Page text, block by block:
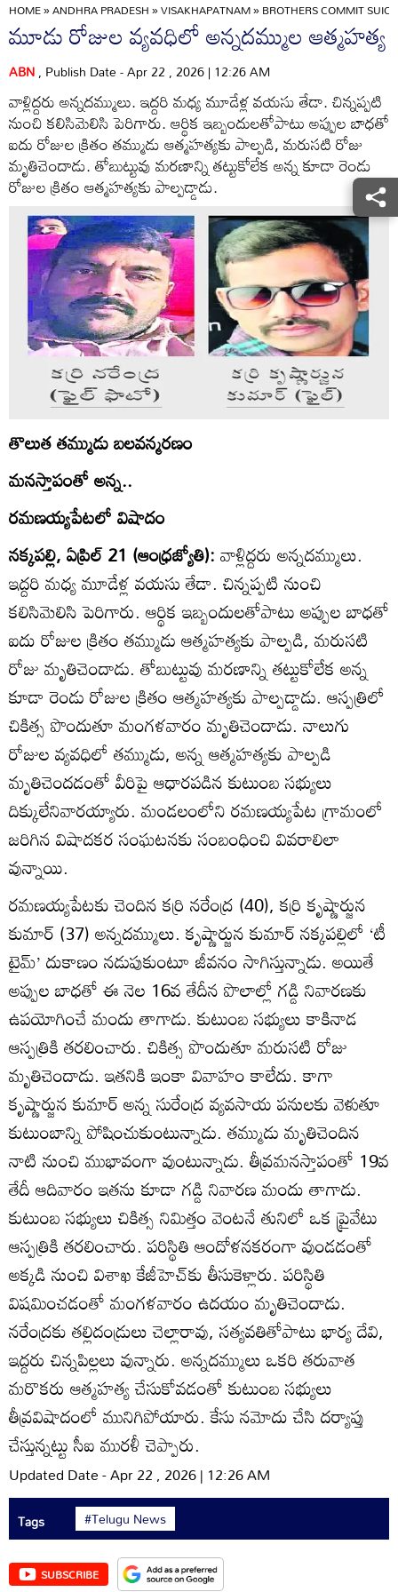
HOME»ANDHRA PRADESH»VISAKHAPATNAM»BROTHERS COMMIT
మూడు రోజుల వ్యవధిలో అన్నదమ్ముల ఆత్మహత్య
ABN, Publish Date - Apr 22 , 2026 | 12:26 AM
వాళ్లిద్దరు అన్నదమ్ములు. ఇద్దరి మధ్య మూడేళ్ల వయసు తేడా. చిన్నప్పటి
నుంచి కలిసిమెలిసి పెరిగారు. ఆర్థిక ఇబ్బందులతోపాటు అప్పుల బాధతో
ఐదు రోజుల క్రితం తమ్ముడు ఆత్మహత్యకు పాల్పడి, మరుసటి రోజు
మృతిచెందాడు. తోబుట్టువు మరణాన్ని తట్టుకోలేక అన్న కూడా రెండు
రోజుల క్రితం ఆత్మహత్యకు పాల్పడ్డాడు.
తొలుత తమ్ముడు బలవన్మరణం
మనస్తాపంతో అన్న..
రమణయ్యపేటలో విషాదం
నక్కపల్లి, ఏప్రిల్‌ 21 (ఆంధ్రజ్యోతి):వాళ్లిద్దరు అన్నదమ్ములు.
ఇద్దరి మధ్య మూడేళ్ల వయసు తేడా. చిన్నప్పటి నుంచి
కలిసిమెలిసి పెరిగారు. ఆర్థిక ఇబ్బందులతోపాటు అప్పుల బాధతో
ఐదు రోజుల క్రితం తమ్ముడు ఆత్మహత్యకు పాల్పడి, మరుసటి
రోజు మృతిచెందాడు. తోబుట్టువు మరణాన్ని తట్టుకోలేక అన్న
కూడా రెండు రోజుల క్రితం ఆత్మహత్యకు పాల్పడ్డాడు. ఆస్పత్రిలో
చికిత్స పొందుతూ మంగళవారం మృతిచెందాడు. నాలుగు
రోజుల వ్యవధిలో తమ్ముడు, అన్న ఆత్మహత్యకు పాల్పడి
మృతిచెందడంతో వీరిపై ఆధారపడిన కుటుంబ సభ్యులు
దిక్కులేనివారయ్యారు. మండలంలోని రమణయ్యపేట గ్రామంలో
జరిగిన విషాదకర సంఘటనకు సంబంధించి వివరాలిలా
వున్నాయి.
రమణయ్యపేటకు చెందిన కర్రి నరేంద్ర (40), కర్రి కృష్ణార్జున
కుమార్‌ (37) అన్నదమ్ములు. కృష్ణార్జున కుమార్‌ నక్కపల్లిలో ‘టీ
టైమ్‌’ దుకాణం నడుపుకుంటూ జీవనం సాగిస్తున్నాడు. అయితే
అప్పుల బాధతో ఈ నెల 16వ తేదీన పొలాల్లో గడ్డి నివారణకు
ఉపయోగించే మందు తాగాడు. కుటుంబ సభ్యులు కాకినాడ
ఆస్పత్రికి తరలించారు. చికిత్స పొందుతూ మరుసటి రోజు
మృతిచెందాడు. ఇతనికి ఇంకా వివాహం కాలేదు. కాగా
కృష్ణార్జున కుమార్‌ అన్న సురేంద్ర వ్యవసాయ పనులకు వెళుతూ
కుటుంబాన్ని పోషించుకుంటున్నాడు. తమ్ముడు మృతిచెందిన
నాటి నుంచి ముభావంగా వుంటున్నాడు. తీవ్రమనస్తాపంతో 19వ
తేదీ ఆదివారం ఇతను కూడా గడ్డి నివారణ మందు తాగాడు.
కుటుంబ సభ్యులు చికిత్స నిమిత్తం వెంటనే తునిలో ఒక ప్రైవేటు
ఆస్పత్రికి తరలించారు. పరిస్థితి ఆందోళనకరంగా వుండడంతో
అక్కడి నుంచి విశాఖ కేజీహెచ్‌కు తీసుకెళ్లారు. పరిస్థితి
విషమించడంతో మంగళవారం ఉదయం మృతిచెందాడు.
నరేంద్రకు తల్లిదండ్రులు చెల్లారావు, సత్యవతితోపాటు భార్య దేవి,
ఇద్దరు చిన్నపిల్లలు వున్నారు. అన్నదమ్ములు ఒకరి తరువాత
మరొకరు ఆత్మహత్య చేసుకోవడంతో కుటుంబ సభ్యులు
తీవ్రవిషాదంలో మునిగిపోయారు. కేసు నమోదు చేసి దర్యాప్తు
చేస్తున్నట్టు సీఐ మురళీ చెప్పారు.
Updated Date - Apr 22 , 2026 | 12:26 AM
Tags #Telugu News
SUBSCRIBE